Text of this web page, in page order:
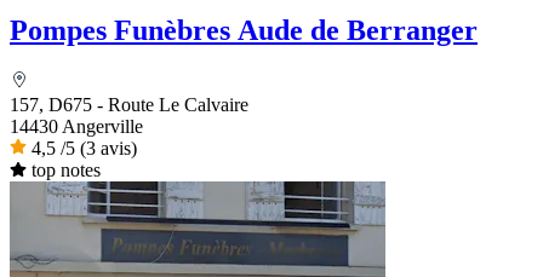
Pompes Funèbres Aude de Berranger
157, D675 - Route Le Calvaire
14430 Angerville
4,5 /5 (3 avis)
top notes